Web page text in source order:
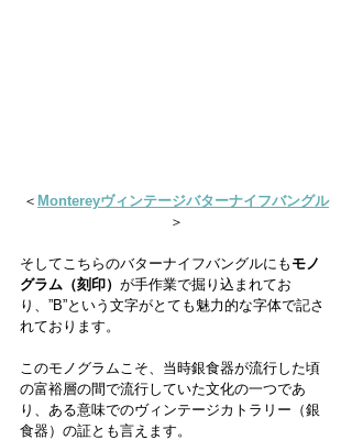
＜ Montereyヴィンテージバターナイフバングル
＞
そしてこちらのバターナイフバングルにも モノ
グラム（刻印） が手作業で掘り込まれてお
り、”B”という文字がとても魅力的な字体で記さ
れております。
このモノグラムこそ、当時銀食器が流行した頃
の富裕層の間で流行していた文化の一つであ
り、ある意味でのヴィンテージカトラリー（銀
食器）の証とも言えます。